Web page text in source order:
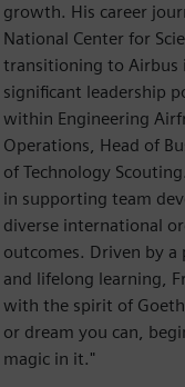
growth. His career
National Center for
transitioning to Airbus
significant leadership
within Engineering
Operations, Head of
of Technology
in supporting team
diverse international
outcomes. Driven by
and lifelong learning,
with the spirit of
or dream you can,
magic in it."